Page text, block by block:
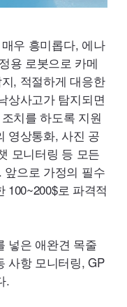
우 흥미롭다, 에나
용 로봇으로 카메
, 적절하게 대응한
상사고가 탐지되면
치를 하도록 지원
영상통화, 사진 공
모니터링 등 모든
으로 가정의 필수
100~200$로 파격적
넣은 애완견 목줄
사항 모니터링,GP
.